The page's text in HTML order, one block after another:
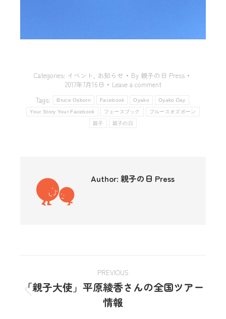
Categories: イベント , お知らせ By 親子の日 Press
2017年7月16日
Leave a comment
Tags:
Bruce Osborn Facebook Oyako Oyako Day
Your Story Your Facebook フェースブック ブルースオズボーン
親子 親子の日
Author: 親子の日 Press
PREVIOUS
「親子大使」平原綾香さんの全国ツアー
情報